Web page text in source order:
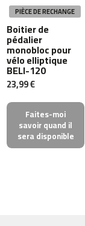
v
e
l
o
s
i
n
r
c
y
PIÈCE DE RECHANGE
Boitier de
pédalier
monobloc pour
vélo elliptique
BELI-120
23,99 €
Faites-moi
savoir quand il
sera disponible